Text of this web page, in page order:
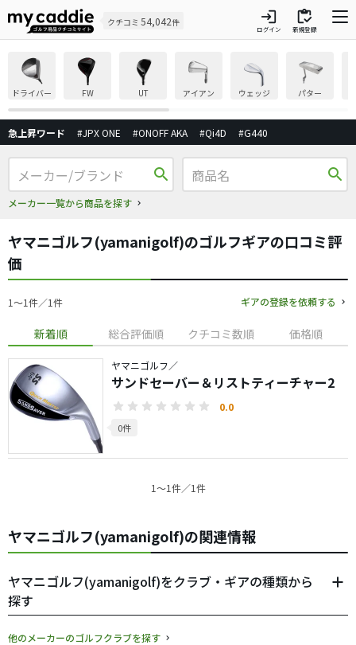
クチコミ 54,042件 login
ログイン
inventory
新規登録
ドライバー FW UT アイアン ウェッジ パター
急上昇ワード #JPX ONE #ONOFF AKA #Qi4D #G440
search
メーカー一覧から商品を探す
search
ヤマニゴルフ(yamanigolf)のゴルフギアの口コミ評
価
1〜1件／1件 ギアの登録を依頼する
新着順 総合評価順 クチコミ数順 価格順
ヤマニゴルフ／
サンドセーバー＆リストティーチャー2
0.0
0件
1〜1件／1件
ヤマニゴルフ(yamanigolf)の関連情報
ヤマニゴルフ(yamanigolf)をクラブ・ギアの種類から
探す
他のメーカーのゴルフクラブを探す